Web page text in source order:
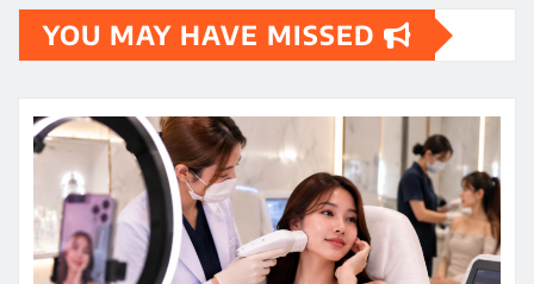
YOU MAY HAVE MISSED